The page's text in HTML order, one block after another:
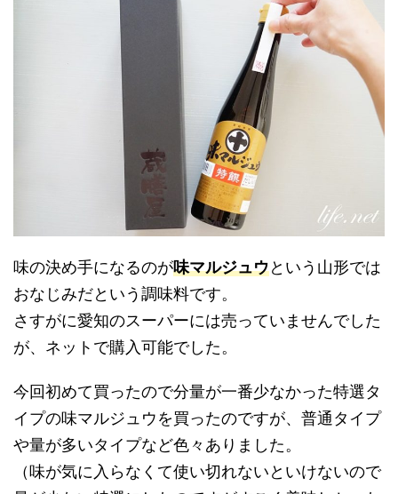
味の決め手になるのが味マルジュウという山形では
おなじみだという調味料です。
さすがに愛知のスーパーには売っていませんでした
が、ネットで購入可能でした。
今回初めて買ったので分量が一番少なかった特選タ
イプの味マルジュウを買ったのですが、普通タイプ
や量が多いタイプなど色々ありました。
（味が気に入らなくて使い切れないといけないので